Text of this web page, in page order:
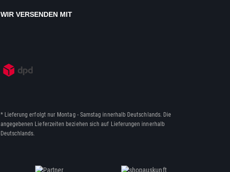
WIR VERSENDEN MIT
* Lieferung erfolgt nur Montag - Samstag innerhalb Deutschlands. Die
angegebenen Lieferzeiten beziehen sich auf Lieferungen innerhalb
Deutschlands.